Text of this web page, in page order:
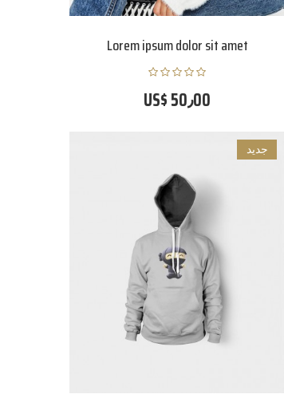
Lorem ipsum dolor sit amet
US$ 50٫00
جديد